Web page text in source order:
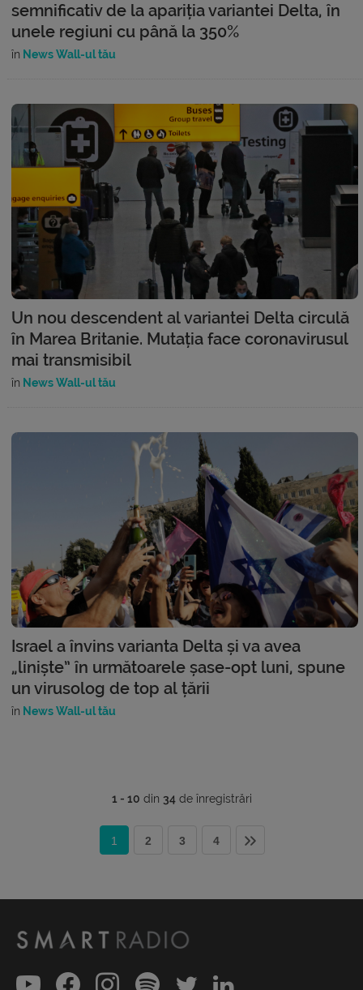
semnificativ de la apariția variantei Delta, în
unele regiuni cu până la 350%
în News Wall-ul tău
Un nou descendent al variantei Delta circulă
în Marea Britanie. Mutația face coronavirusul
mai transmisibil
în News Wall-ul tău
Israel a învins varianta Delta și va avea
„liniște” în următoarele șase-opt luni, spune
un virusolog de top al țării
în News Wall-ul tău
1 - 10 din 34de înregistrări
1 2 3 4